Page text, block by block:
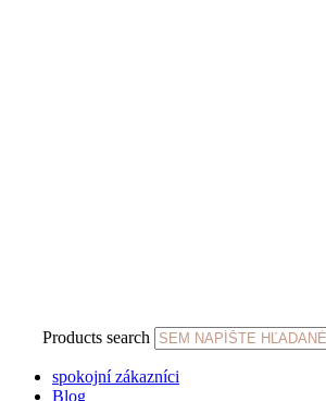
Products search
spokojní zákazníci
Blog